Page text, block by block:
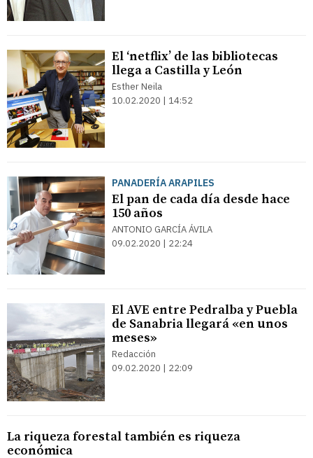
El ‘netflix’ de las bibliotecas
llega a Castilla y León
Esther Neila
10.02.2020 | 14:52
PANADERÍA ARAPILES
El pan de cada día desde hace
150 años
ANTONIO GARCÍA ÁVILA
09.02.2020 | 22:24
El AVE entre Pedralba y Puebla
de Sanabria llegará «en unos
meses»
Redacción
09.02.2020 | 22:09
La riqueza forestal también es riqueza
económica